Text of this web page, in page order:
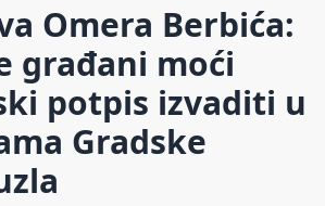
Omera Berbića:
građani moći
potpis izvaditi u
Gradske